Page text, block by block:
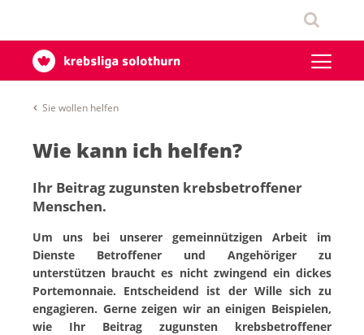
Sie wollen helfen
Wie kann ich helfen?
Ihr Beitrag zugunsten krebsbetroffener
Menschen.
Um uns bei unserer gemeinnützigen Arbeit im
Dienste Betroffener und Angehöriger zu
unterstützen braucht es nicht zwingend ein dickes
Portemonnaie. Entscheidend ist der Wille sich zu
engagieren. Gerne zeigen wir an einigen Beispielen,
wie Ihr Beitrag zugunsten krebsbetroffener